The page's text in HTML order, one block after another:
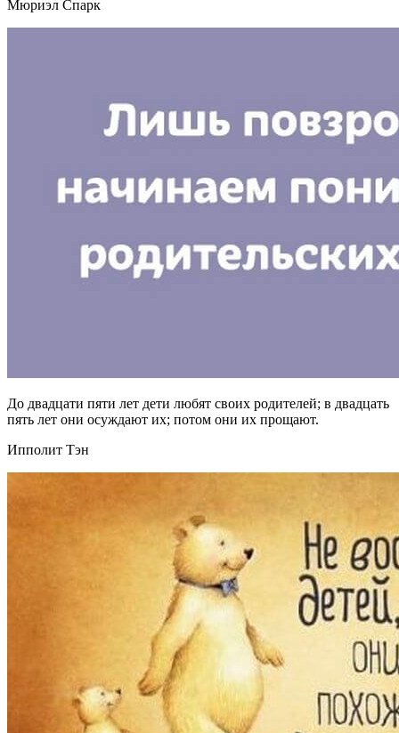
Мюриэл Спарк
До двадцати пяти лет дети любят своих родителей; в двадцать
пять лет они осуждают их; потом они их прощают.
Ипполит Тэн